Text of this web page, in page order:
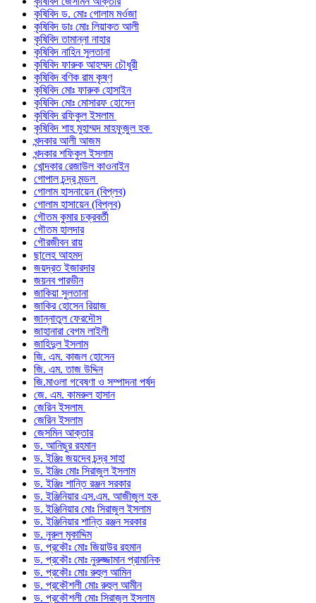
কৃষিবিদ ড. মোঃ গোলাম মর্ওজা
কৃষিবিদ ডাঃ মোঃ লিয়াকত আলী
কৃষিবিদ তামান্না নাহার
কৃষিবিদ নাহিন সুলতানা
কৃষিবিদ ফারুক আহম্মদ চৌধুরী
কৃষিবিদ বণিক রাম কৃষ্ণ
কৃষিবিদ মোঃ ফারুক হোসাইন
কৃষিবিদ মোঃ মোসারফ হোসেন
কৃষিবিদ রফিকুল ইসলাম
কৃষিবিদ শাহ মুহাম্মদ মাহফুজুল হক
খন্দকার আলী আজম
খন্দকার শফিকুল ইসলাম
খোন্দকার রেজাউল কাওনাইন
গোপাল চন্দ্র মন্ডল
গোলাম হাসনায়েন (বিপ্লব)
গোলাম হাসায়েন (বিপ্লব)
গৌতম কুমার চক্রবর্তী
গৌতম হালদার
গৌরজীবন রায়
ছালেহ আহমদ
জয়দ্রত ইজারদার
জয়নব পারভীন
জাকিয়া সুলতানা
জাকির হোসেন রিয়াজ
জান্নাতুল ফেরদৌস
জাহানারা বেগম লাইলী
জাহিদুল ইসলাম
জি. এম. কাজল হোসেন
জি. এম. তাজ উদ্দিন
জি.মাওলা গবেষণা ও সম্পাদনা পর্ষদ
জে. এম. কামরুল হাসান
জেরিন ইসলাম
জেরিন ইসলাম
জেসমিন আক্তার
ড. আনিছুর রহমান
ড. ইঞ্জিঃ জয়দেব চন্দ্র সাহা
ড. ইঞ্জিঃ মোঃ সিরাজুল ইসলাম
ড. ইঞ্জিঃ শান্তি রঞ্জন সরকার
ড. ইঞ্জিনিয়ার এস.এম. আজীজুল হক
ড. ইঞ্জিনিয়ার মোঃ সিরাজুল ইসলাম
ড. ইঞ্জিনিয়ার শান্তি রঞ্জন সরকার
ড. নুরুল মুকাদ্দিম
ড. প্রকৌঃ মোঃ জিয়াউর রহমান
ড. প্রকৌঃ মোঃ নুরুজ্জামান প্রামানিক
ড. প্রকৌঃ মোঃ রুহুল আমিন
ড. প্রকৌশলী মোঃ রুহুল আমীন
ড. প্রকৌশলী মোঃ সিরাজুল ইসলাম